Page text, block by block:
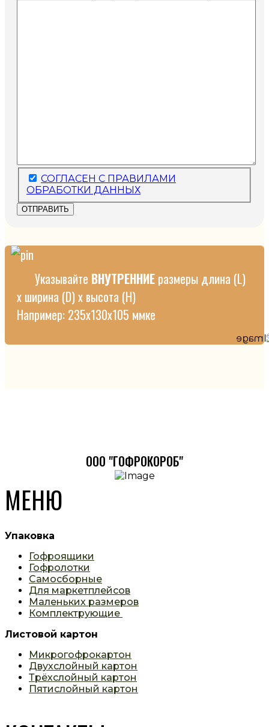
СОГЛАСЕН С ПРАВИЛАМИ
ОБРАБОТКИ ДАННЫХ
ОТПРАВИТЬ
Указывайте ВНУТРЕННИЕ размеры длина (L)
x ширина (D) х высота (H)
Например: 235x130x105 ммке
ООО "ГОФРОКОРОБ"
МЕНЮ
Упаковка
Гофроящики
Гофролотки
Самосборные
Для маркетплейсов
Маленьких размеров
Комплектрующие
Листовой картон
Микрогофрокартон
Двухслойный картон
Трёхслойный картон
Пятислойный картон